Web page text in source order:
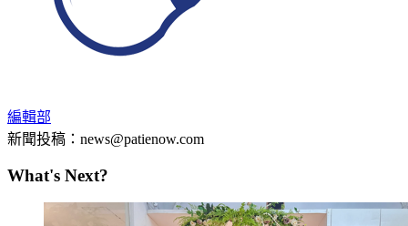
編輯部
新聞投稿：news@patienow.com
What's Next?